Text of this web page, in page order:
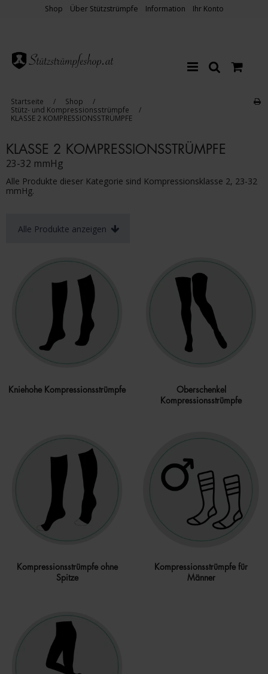
Shop Über Stützstrümpfe Information Ihr Konto
Startseite / Shop
/
Stütz- und Kompressionsstrümpfe
/
KLASSE 2 KOMPRESSIONSSTRÜMPFE
KLASSE 2 KOMPRESSIONSSTRÜMPFE
23-32 mmHg
Alle Produkte dieser Kategorie sind Kompressionsklasse 2, 23-32
mmHg.
Alle Produkte anzeigen
Kniehohe Kompressionsstrümpfe
Oberschenkel
Kompressionsstrümpfe
Kompressionsstrümpfe ohne
Spitze
Kompressionsstrümpfe für
Männer